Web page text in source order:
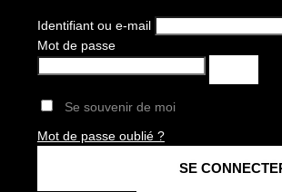
Identifiant ou e-mail
Mot de passe
Se souvenir de moi
Mot de passe oublié ?